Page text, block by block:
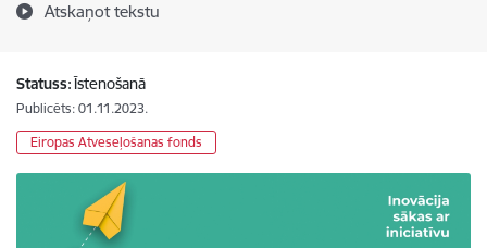
Atskaņot tekstu
Statuss:Īstenošanā
Publicēts: 01.11.2023.
Eiropas Atveseļošanas fonds